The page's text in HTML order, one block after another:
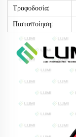
Τροφοδοσία:
Πιστοποίηση: